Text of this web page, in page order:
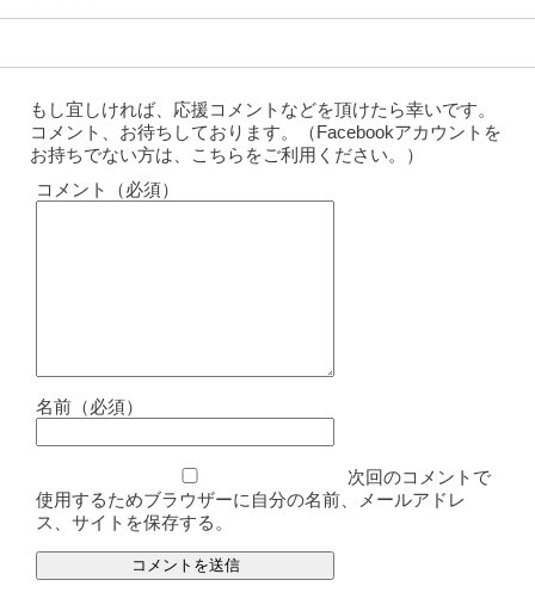
もし宜しければ、応援コメントなどを頂けたら幸いです。
コメント、お待ちしております。（Facebookアカウントを
お持ちでない方は、こちらをご利用ください。）
コメント（必須）
名前（必須）
次回のコメントで
使用するためブラウザーに自分の名前、メールアドレ
ス、サイトを保存する。